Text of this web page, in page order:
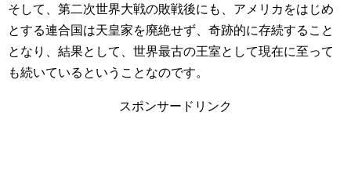
そして、第二次世界大戦の敗戦後にも、アメリカをはじめ
とする連合国は天皇家を廃絶せず、奇跡的に存続すること
となり、結果として、世界最古の王室として現在に至って
も続いているということなのです。
スポンサードリンク